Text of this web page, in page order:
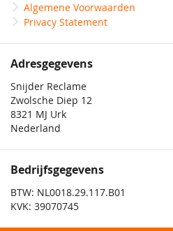
Algemene Voorwaarden
Privacy Statement
Adresgegevens
Snijder Reclame
Zwolsche Diep 12
8321 MJ Urk
Nederland
Bedrijfsgegevens
BTW: NL0018.29.117.B01
KVK: 39070745